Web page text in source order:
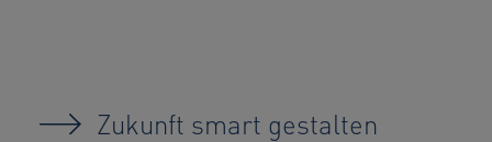
Zukunft smart gestalten